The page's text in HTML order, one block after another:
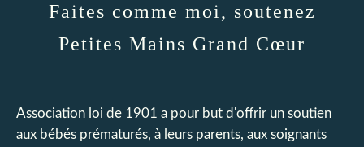
Faites comme moi, soutenez
Petites Mains Grand Cœur
Association loi de 1901 a pour but d'offrir un soutien
aux bébés prématurés, à leurs parents, aux soignants